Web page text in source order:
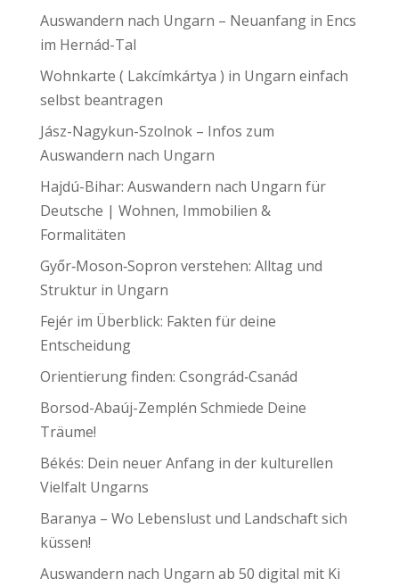
Auswandern nach Ungarn – Neuanfang in Encs
im Hernád-Tal
Wohnkarte ( Lakcímkártya ) in Ungarn einfach
selbst beantragen
Jász-Nagykun-Szolnok – Infos zum
Auswandern nach Ungarn
Hajdú-Bihar: Auswandern nach Ungarn für
Deutsche | Wohnen, Immobilien &
Formalitäten
Győr‑Moson‑Sopron verstehen: Alltag und
Struktur in Ungarn
Fejér im Überblick: Fakten für deine
Entscheidung
Orientierung finden: Csongrád‑Csanád
Borsod-Abaúj-Zemplén Schmiede Deine
Träume!
Békés: Dein neuer Anfang in der kulturellen
Vielfalt Ungarns
Baranya – Wo Lebenslust und Landschaft sich
küssen!
Auswandern nach Ungarn ab 50 digital mit Ki